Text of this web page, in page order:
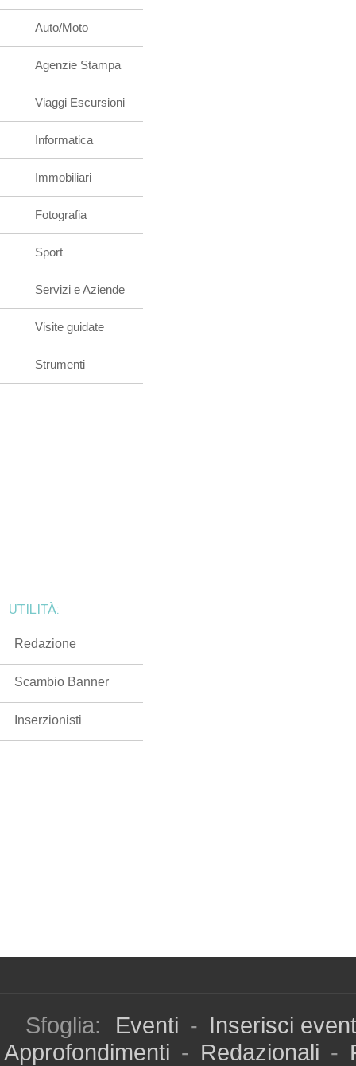
Auto/Moto
Agenzie Stampa
Viaggi Escursioni
Informatica
Immobiliari
Fotografia
Sport
Servizi e Aziende
Visite guidate
Strumenti
UTILITÀ:
Redazione
Scambio Banner
Inserzionisti
Sfoglia: Eventi - Inserisci
Approfondimenti - Redazionali -